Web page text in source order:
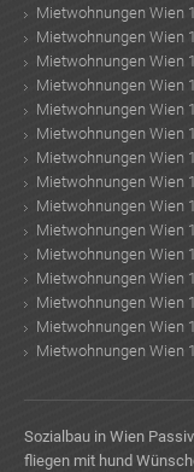
Mietwohnungen Wien
Mietwohnungen Wien
Mietwohnungen Wien
Mietwohnungen Wien
Mietwohnungen Wien
Mietwohnungen Wien
Mietwohnungen Wien
Mietwohnungen Wien
Mietwohnungen Wien
Mietwohnungen Wien
Mietwohnungen Wien
Mietwohnungen Wien
Mietwohnungen Wien
Mietwohnungen Wien
Mietwohnungen Wien
Sozialbau in Wien
fliegen mit hund